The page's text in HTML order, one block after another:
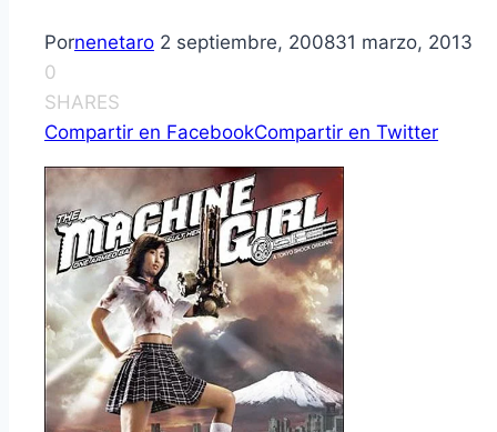
Pornenetaro 2 septiembre, 200831 marzo, 2013
0
SHARES
Compartir en FacebookCompartir en Twitter